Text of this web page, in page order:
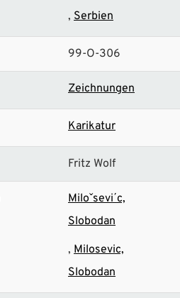
Serbien
99-O-306
Zeichnungen
Karikatur
Fritz Wolf
Miloˇsevi΄c,
Slobodan
Milosevic,
Slobodan